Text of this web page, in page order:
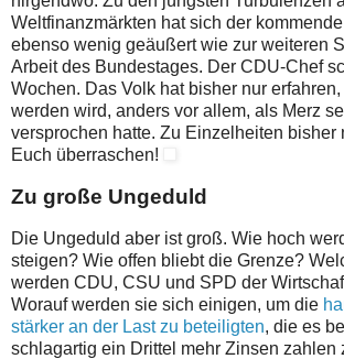
Weltfinanzmärkten hat sich der
ebenso wenig geäußert wie zur weiteren
Arbeit des Bundestages. Der CDU-Chef
Wochen. Das Volk hat bisher nur
werden wird, anders vor allem, als Merz
versprochen hatte. Zu Einzelheiten bisher
Euch überraschen!
Zu große Ungeduld
Die Ungeduld aber ist groß. Wie hoch
steigen? Wie offen bliebt die Grenze?
werden CDU, CSU und SPD der
Worauf werden sie sich einigen, um die
stärker an der Last zu beteiligten, die es
schlagartig ein Drittel mehr Zinsen zahlen